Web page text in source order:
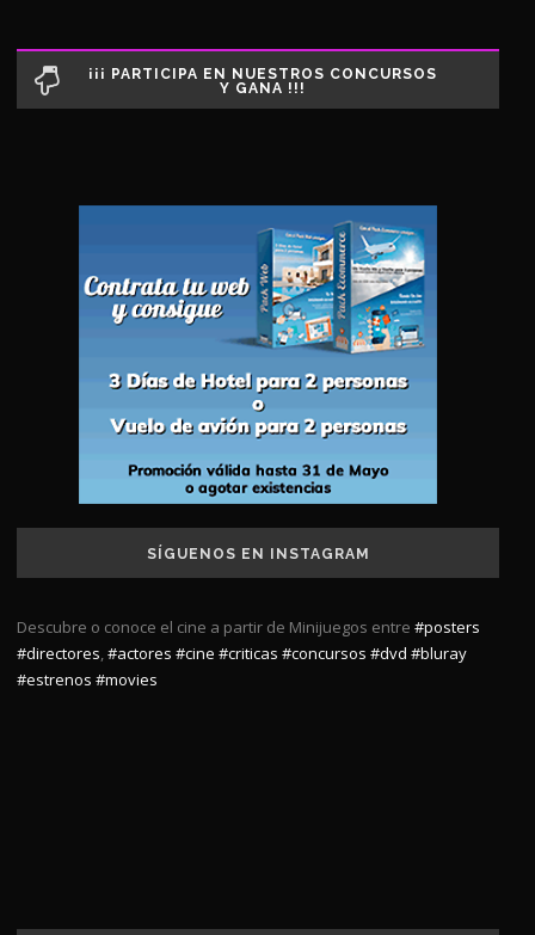
¡¡¡ PARTICIPA EN NUESTROS CONCURSOS
Y GANA !!!
SÍGUENOS EN INSTAGRAM
Descubre o conoce el cine a partir de Minijuegos entre #posters
#directores,#actores #cine #criticas #concursos #dvd #bluray
#estrenos #movies